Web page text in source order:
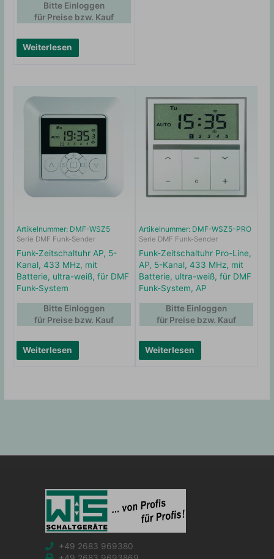
Weiterlesen
Bitte Einloggen
für Preise bzw. Kauf
Artikelnummer: DMF-WSZ5
Serie DMF Funk-Sender
Funk-Zeitschaltuhr AP, 5-
Kanal, 433 MHz, mit
Batterie, ultra-weiß, für DMF
Funk-System
Weiterlesen
Bitte Einloggen
für Preise bzw. Kauf
Artikelnummer: DMF-WSZ5-PRO
Serie DMF Funk-Sender
Funk-Zeitschaltuhr Pro-Line,
AP, 5-Kanal, 433 MHz, mit
Batterie, ultra-weiß, für DMF
Funk-System, AP
Weiterlesen
Bitte Einloggen
für Preise bzw. Kauf
+49 2683 969380